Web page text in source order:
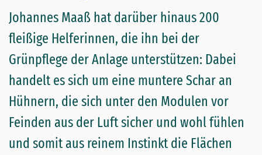
Johannes Maaß hat darüber hinaus 200
fleißige Helferinnen, die ihn bei der
Grünpflege der Anlage unterstützen: Dabei
handelt es sich um eine muntere Schar an
Hühnern, die sich unter den Modulen vor
Feinden aus der Luft sicher und wohl fühlen
und somit aus reinem Instinkt die Flächen